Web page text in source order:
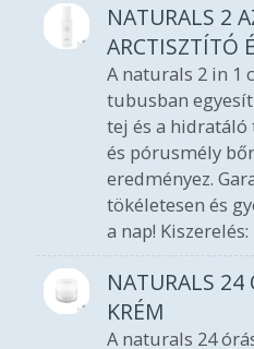
NATURALS 2
ARCTISZTÍTÓ
A naturals 2 in 1
tubusban
tej és a
és pórusmély
eredményez.
tökéletesen és
a nap!
NATURALS 24
KRÉM
A naturals 24